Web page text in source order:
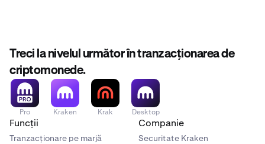
Treci la nivelul următor în tranzacționarea de
criptomonede.
Pro Kraken Krak Desktop
Funcții
Tranzacționare pe marjă
Companie
Securitate Kraken